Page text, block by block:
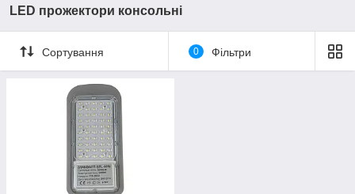
LED прожектори консольні
Сортування 0 Фільтри